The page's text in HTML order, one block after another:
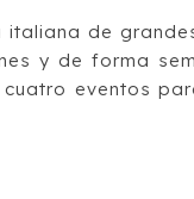
italiana de
y de forma
eventos